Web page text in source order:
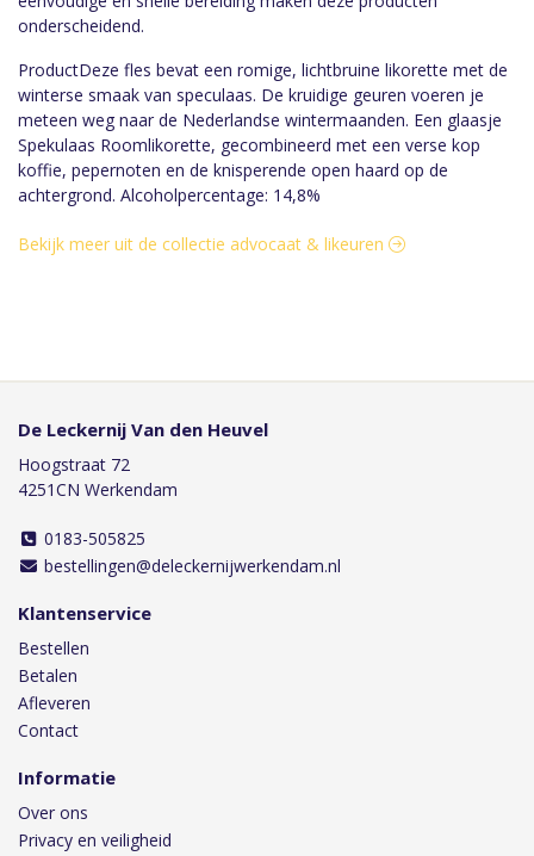
onderscheidend.
ProductDeze fles bevat een romige, lichtbruine likorette met de
winterse smaak van speculaas. De kruidige geuren voeren je
meteen weg naar de Nederlandse wintermaanden. Een glaasje
Spekulaas Roomlikorette, gecombineerd met een verse kop
koffie, pepernoten en de knisperende open haard op de
achtergrond. Alcoholpercentage: 14,8%
Bekijk meer uit de collectie advocaat & likeuren
De Leckernij Van den Heuvel
Hoogstraat 72
4251CN Werkendam
0183-505825
bestellingen@deleckernijwerkendam.nl
Klantenservice
Bestellen
Betalen
Afleveren
Contact
Informatie
Over ons
Privacy en veiligheid